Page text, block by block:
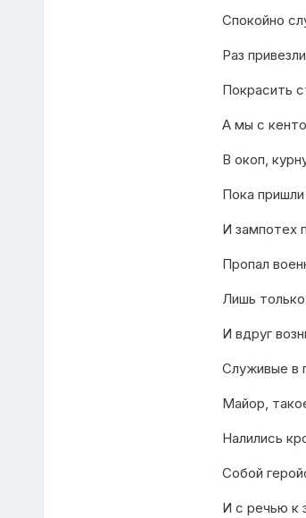
Спокойно
Раз
Покрасить
А мы с
В окоп,
Пока
И зампотех
Пропал
Лишь
И вдруг
Служивые в
Майор,
Налились
Собой
И с речью к